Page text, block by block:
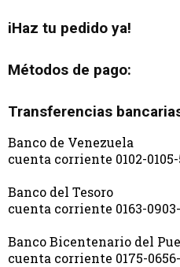
iHaz tu pedido ya!
Métodos de pago:
Transferencias
Banco de Venezuela
cuenta corriente 0102-
Banco del Tesoro
cuenta corriente 0163-
Banco Bicentenario del
cuenta corriente 0175-0656-